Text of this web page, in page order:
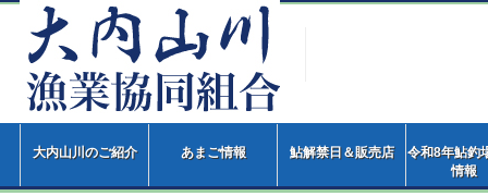
大内山川のご紹介 あまご情報 鮎解禁日＆販売店
令和8年鮎釣
情